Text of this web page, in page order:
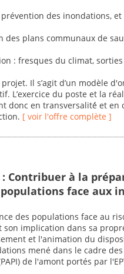
des inondations, et
plans communaux de
: fresques du climat,
Il s’agit d’un modèle
L’exercice du poste et la
donc en transversalité́ et en
[ voir l'offre complète ]
: Contribuer à la
face aux
des populations face au
implication dans sa
et l'animation du
mené dans le cadre des
de l'amont portés par